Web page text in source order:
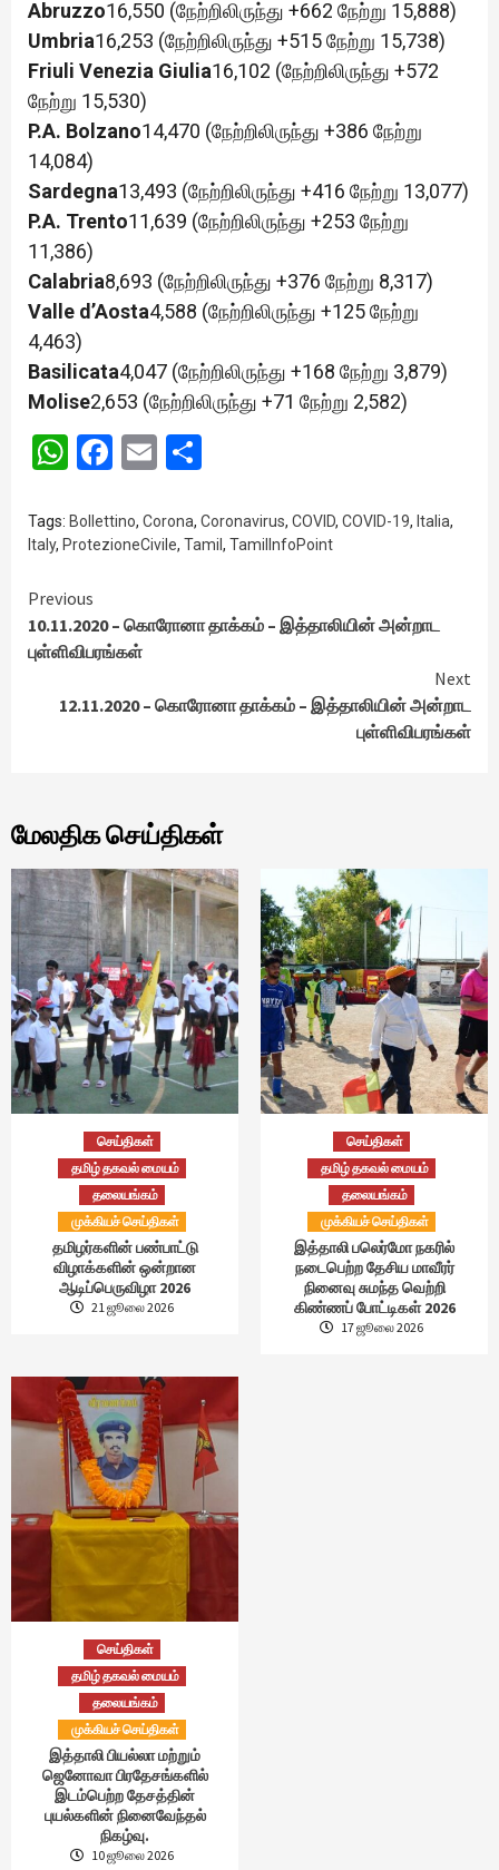
Abruzzo16,550 (நேற்றிலிருந்து +662 நேற்று 15,888)
Umbria16,253 (நேற்றிலிருந்து +515 நேற்று 15,738)
Friuli Venezia Giulia16,102 (நேற்றிலிருந்து +572
நேற்று 15,530)
P.A. Bolzano14,470 (நேற்றிலிருந்து +386 நேற்று
14,084)
Sardegna13,493 (நேற்றிலிருந்து +416 நேற்று 13,077)
P.A. Trento11,639 (நேற்றிலிருந்து +253 நேற்று
11,386)
Calabria8,693 (நேற்றிலிருந்து +376 நேற்று 8,317)
Valle d’Aosta4,588 (நேற்றிலிருந்து +125 நேற்று
4,463)
Basilicata4,047 (நேற்றிலிருந்து +168 நேற்று 3,879)
Molise2,653 (நேற்றிலிருந்து +71 நேற்று 2,582)
WhatsApp
Facebook
Email
Tags: Bollettino, Corona, Coronavirus, COVID, COVID-19, Italia,
Italy, ProtezioneCivile, Tamil , TamilInfoPoint
Continue
Reading
Previous
10.11.2020 – கொரோனா தாக்கம் – இத்தாலியின் அன்றாட
புள்ளிவிபரங்கள்
Next
12.11.2020 – கொரோனா தாக்கம் – இத்தாலியின் அன்றாட
புள்ளிவிபரங்கள்
மேலதிக செய்திகள்
செய்திகள்
தமிழ் தகவல் மையம்
தலையங்கம்
முக்கியச் செய்திகள்
தமிழர்களின் பண்பாட்டு
விழாக்களின் ஒன்றான
ஆடிப்பெருவிழா 2026
21 ஜூலை 2026
செய்திகள்
தமிழ் தகவல் மையம்
தலையங்கம்
முக்கியச் செய்திகள்
இத்தாலி பலெர்மோ நகரில்
நடைபெற்ற தேசிய மாவீரர்
நினைவு சுமந்த வெற்றி
கிண்ணப் போட்டிகள் 2026
17 ஜூலை 2026
செய்திகள்
தமிழ் தகவல் மையம்
தலையங்கம்
முக்கியச் செய்திகள்
இத்தாலி பியல்லா மற்றும்
ஜெனோவா பிரதேசங்களில்
இடம்பெற்ற தேசத்தின்
புயல்களின் நினைவேந்தல்
நிகழ்வு.
10 ஜூலை 2026